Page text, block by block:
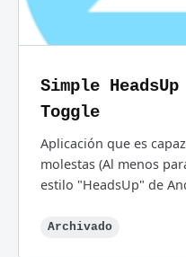
Simple
Toggle
Aplicación que es
molestas (Al menos
estilo "HeadsUp" de
Archivado